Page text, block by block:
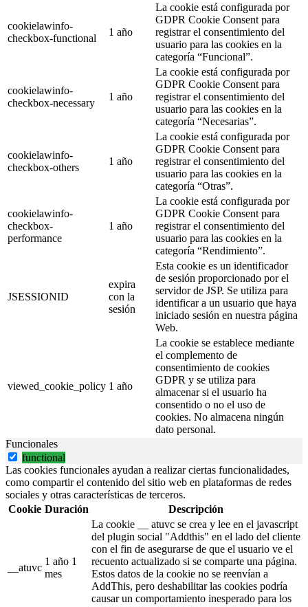
cookielawinfo-
checkbox-functional
1 año
La cookie está configurada por
GDPR Cookie Consent para
registrar el consentimiento del
usuario para las cookies en la
categoría “Funcional”.
cookielawinfo-
checkbox-necessary
1 año
La cookie está configurada por
GDPR Cookie Consent para
registrar el consentimiento del
usuario para las cookies en la
categoría “Necesarias”.
cookielawinfo-
checkbox-others
1 año
La cookie está configurada por
GDPR Cookie Consent para
registrar el consentimiento del
usuario para las cookies en la
categoría “Otras”.
cookielawinfo-
checkbox-
performance
1 año
La cookie está configurada por
GDPR Cookie Consent para
registrar el consentimiento del
usuario para las cookies en la
categoría “Rendimiento”.
JSESSIONID
expira
con la
sesión
Esta cookie es un identificador
de sesión proporcionado por el
servidor de JSP. Se utiliza para
identificar a un usuario que haya
iniciado sesión en nuestra página
Web.
viewed_cookie_policy 1 año
La cookie se establece mediante
el complemento de
consentimiento de cookies
GDPR y se utiliza para
almacenar si el usuario ha
consentido o no el uso de
cookies. No almacena ningún
dato personal.
Funcionales
functional
Las cookies funcionales ayudan a realizar ciertas funcionalidades,
como compartir el contenido del sitio web en plataformas de redes
sociales y otras características de terceros.
Cookie Duración Descripción
__atuvc
1 año 1
mes
La cookie __ atuvc se crea y lee en el javascript
del plugin social "Addthis" en el lado del cliente
con el fin de asegurarse de que el usuario ve el
recuento actualizado si se comparte una página.
Estos datos de la cookie no se reenvían a
AddThis, pero deshabilitar las cookies podría
causar un comportamiento inesperado para los